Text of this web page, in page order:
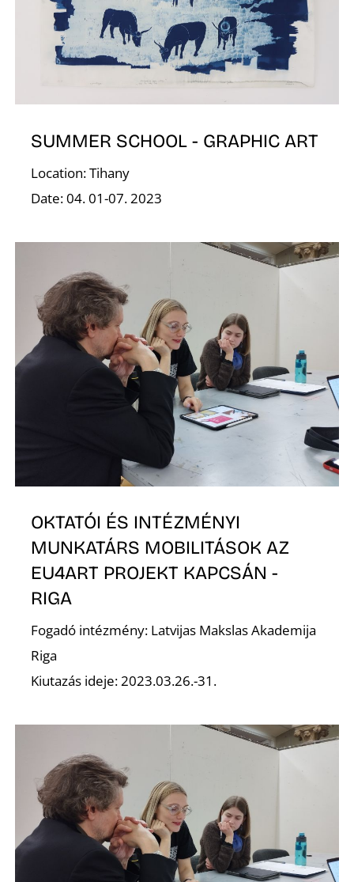
SUMMER SCHOOL - GRAPHIC ART
Location: Tihany
Date: 04. 01-07. 2023
OKTATÓI ÉS INTÉZMÉNYI
MUNKATÁRS MOBILITÁSOK AZ
EU4ART PROJEKT KAPCSÁN -
RIGA
Fogadó intézmény: Latvijas Makslas Akademija
Riga
Kiutazás ideje: 2023.03.26.-31.